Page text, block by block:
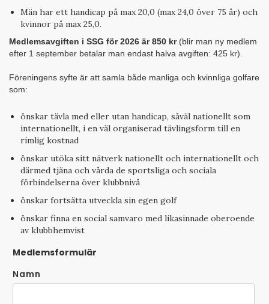
Män har ett handicap på max 20,0 (max 24,0 över 75 år) och
kvinnor på max 25,0.
Medlemsavgiften i SSG för 2026 är 850 kr (blir man ny medlem
efter 1 september betalar man endast halva avgiften: 425 kr).
Föreningens syfte är att samla både manliga och kvinnliga golfare
som:
önskar tävla med eller utan handicap, såväl nationellt som
internationellt, i en väl organiserad tävlingsform till en
rimlig kostnad
önskar utöka sitt nätverk nationellt och internationellt och
därmed tjäna och vårda de sportsliga och sociala
förbindelserna över klubbnivå
önskar fortsätta utveckla sin egen golf
önskar finna en social samvaro med likasinnade oberoende
av klubbhemvist
Medlemsformulär
Namn